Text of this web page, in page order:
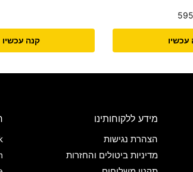
עכשיו קנה עכשיו
מידע ללקוחותינו
הצהרת נגישות
מדיניות ביטולים והחזרות